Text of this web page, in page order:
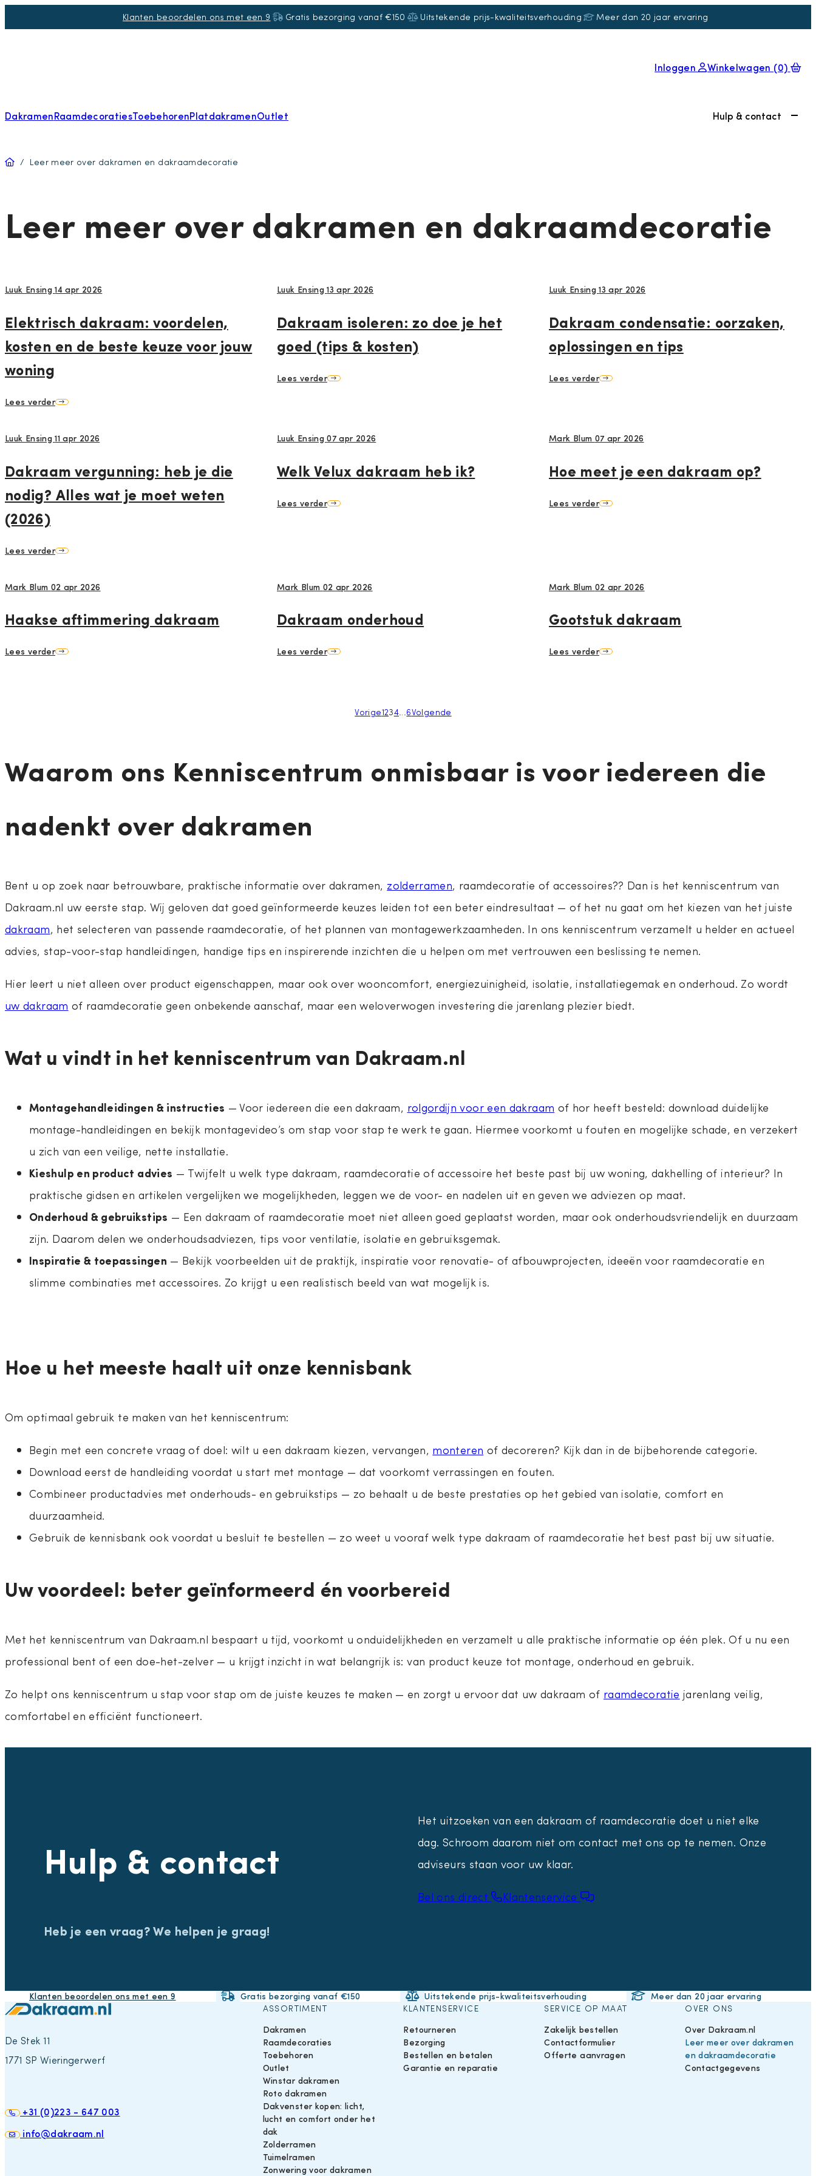
Klanten beoordelen ons met een 9 Gratis bezorging vanaf €150 Uitstekende prijs-kwaliteitsverhouding Meer dan 20 jaar ervaring
Inloggen Winkelwagen (0)
DakramenRaamdecoratiesToebehorenPlatdakramenOutlet Hulp & contact
Home
/ Leer meer over dakramen en dakraamdecoratie
Leer meer over dakramen en dakraamdecoratie
Luuk Ensing14 apr 2026
Elektrisch dakraam: voordelen,
kosten en de beste keuze voor jouw
woning
Lees verder
Luuk Ensing13 apr 2026
Dakraam isoleren: zo doe je het
goed (tips & kosten)
Lees verder
Luuk Ensing13 apr 2026
Dakraam condensatie: oorzaken,
oplossingen en tips
Lees verder
Luuk Ensing11 apr 2026
Dakraam vergunning: heb je die
nodig? Alles wat je moet weten
(2026)
Lees verder
Luuk Ensing07 apr 2026
Welk Velux dakraam heb ik?
Lees verder
Mark Blum 07 apr 2026
Hoe meet je een dakraam op?
Lees verder
Mark Blum 02 apr 2026
Haakse aftimmering dakraam
Lees verder
Mark Blum 02 apr 2026
Dakraam onderhoud
Lees verder
Mark Blum 02 apr 2026
Gootstuk dakraam
Lees verder
Vorige1234…6Volgende
Waarom ons Kenniscentrum onmisbaar is voor iedereen die
nadenkt over dakramen
Bent u op zoek naar betrouwbare, praktische informatie over dakramen, zolderramen, raamdecoratie of accessoires?? Dan is het kenniscentrum van
Dakraam.nl uw eerste stap. Wij geloven dat goed geïnformeerde keuzes leiden tot een beter eindresultaat — of het nu gaat om het kiezen van het juiste
dakraam, het selecteren van passende raamdecoratie, of het plannen van montagewerkzaamheden. In ons kenniscentrum verzamelt u helder en actueel
advies, stap-voor-stap handleidingen, handige tips en inspirerende inzichten die u helpen om met vertrouwen een beslissing te nemen.
Hier leert u niet alleen over product eigenschappen, maar ook over wooncomfort, energiezuinigheid, isolatie, installatiegemak en onderhoud. Zo wordt
uw dakraam of raamdecoratie geen onbekende aanschaf, maar een weloverwogen investering die jarenlang plezier biedt.
Wat u vindt in het kenniscentrum van Dakraam.nl
Montagehandleidingen & instructies — Voor iedereen die een dakraam, rolgordijn voor een dakraam of hor heeft besteld: download duidelijke
montage-handleidingen en bekijk montagevideo’s om stap voor stap te werk te gaan. Hiermee voorkomt u fouten en mogelijke schade, en verzekert
u zich van een veilige, nette installatie.
Kieshulp en product advies — Twijfelt u welk type dakraam, raamdecoratie of accessoire het beste past bij uw woning, dakhelling of interieur? In
praktische gidsen en artikelen vergelijken we mogelijkheden, leggen we de voor- en nadelen uit en geven we adviezen op maat.
Onderhoud & gebruikstips — Een dakraam of raamdecoratie moet niet alleen goed geplaatst worden, maar ook onderhoudsvriendelijk en duurzaam
zijn. Daarom delen we onderhoudsadviezen, tips voor ventilatie, isolatie en gebruiksgemak.
Inspiratie & toepassingen — Bekijk voorbeelden uit de praktijk, inspiratie voor renovatie- of afbouwprojecten, ideeën voor raamdecoratie en
slimme combinaties met accessoires. Zo krijgt u een realistisch beeld van wat mogelijk is.
Hoe u het meeste haalt uit onze kennisbank
Om optimaal gebruik te maken van het kenniscentrum:
Begin met een concrete vraag of doel: wilt u een dakraam kiezen, vervangen, monteren of decoreren? Kijk dan in de bijbehorende categorie.
Download eerst de handleiding voordat u start met montage — dat voorkomt verrassingen en fouten.
Combineer productadvies met onderhouds- en gebruikstips — zo behaalt u de beste prestaties op het gebied van isolatie, comfort en
duurzaamheid.
Gebruik de kennisbank ook voordat u besluit te bestellen — zo weet u vooraf welk type dakraam of raamdecoratie het best past bij uw situatie.
Uw voordeel: beter geïnformeerd én voorbereid
Met het kenniscentrum van Dakraam.nl bespaart u tijd, voorkomt u onduidelijkheden en verzamelt u alle praktische informatie op één plek. Of u nu een
professional bent of een doe-het-zelver — u krijgt inzicht in wat belangrijk is: van product keuze tot montage, onderhoud en gebruik.
Zo helpt ons kenniscentrum u stap voor stap om de juiste keuzes te maken — en zorgt u ervoor dat uw dakraam of raamdecoratie jarenlang veilig,
comfortabel en efficiënt functioneert.
Hulp & contact
Heb je een vraag? We helpen je graag!
Het uitzoeken van een dakraam of raamdecoratie doet u niet elke
dag. Schroom daarom niet om contact met ons op te nemen. Onze
adviseurs staan voor uw klaar.
Bel ons direct Klantenservice
Klanten beoordelen ons met een 9 Gratis bezorging vanaf €150 Uitstekende prijs-kwaliteitsverhouding Meer dan 20 jaar ervaring
De Stek 11
1771 SP Wieringerwerf
+31 (0)223 - 647 003
info@dakraam.nl
ASSORTIMENT
Dakramen
Raamdecoraties
Toebehoren
Outlet
Winstar dakramen
Roto dakramen
Dakvenster kopen: licht,
lucht en comfort onder het
dak
Zolderramen
Tuimelramen
Zonwering voor dakramen
KLANTENSERVICE
Retourneren
Bezorging
Bestellen en betalen
Garantie en reparatie
SERVICE OP MAAT
Zakelijk bestellen
Contactformulier
Offerte aanvragen
OVER ONS
Over Dakraam.nl
Leer meer over dakramen
en dakraamdecoratie
Contactgegevens